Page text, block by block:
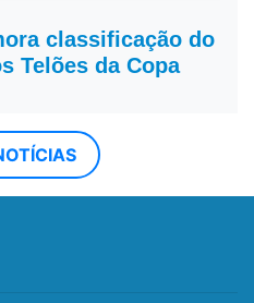
classificação do
Telões da Copa